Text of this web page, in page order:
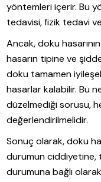
yöntemleri içerir. Bu
tedavisi, fizik tedavi
Ancak, doku
hasarın tipine ve
doku tamamen
hasarlar kalabilir. Bu
düzelmediği sorusu,
değerlendirilmelidir.
Sonuç olarak, doku
durumun ciddiyetine,
durumuna bağlı